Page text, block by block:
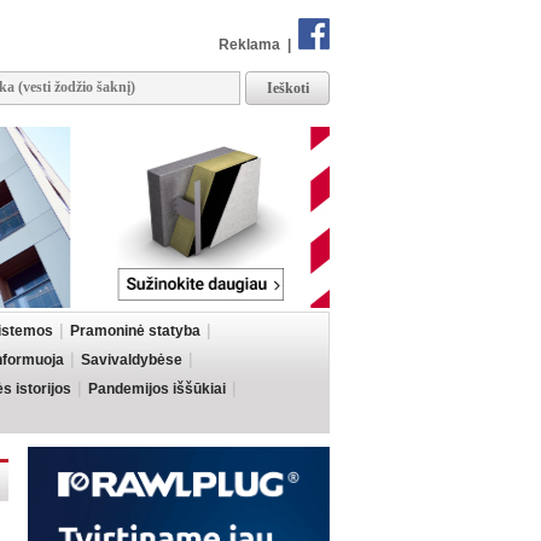
Reklama
Pramoninė statyba
Savivaldybėse
istorijos
Pandemijos iššūkiai